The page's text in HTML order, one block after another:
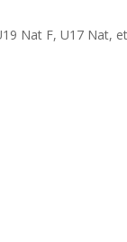
Nat F, U17 Nat,